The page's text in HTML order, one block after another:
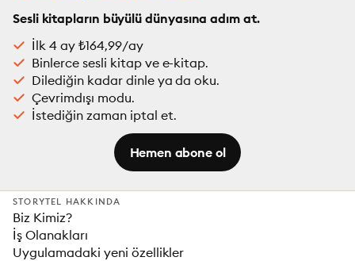
Sesli kitapların büyülü dünyasına adım at.
İlk 4 ay ₺164,99/ay
Binlerce sesli kitap ve e-kitap.
Dilediğin kadar dinle ya da oku.
Çevrimdışı modu.
İstediğin zaman iptal et.
Hemen abone ol
STORYTEL HAKKINDA
Biz Kimiz?
İş Olanakları
Uygulamadaki yeni özellikler